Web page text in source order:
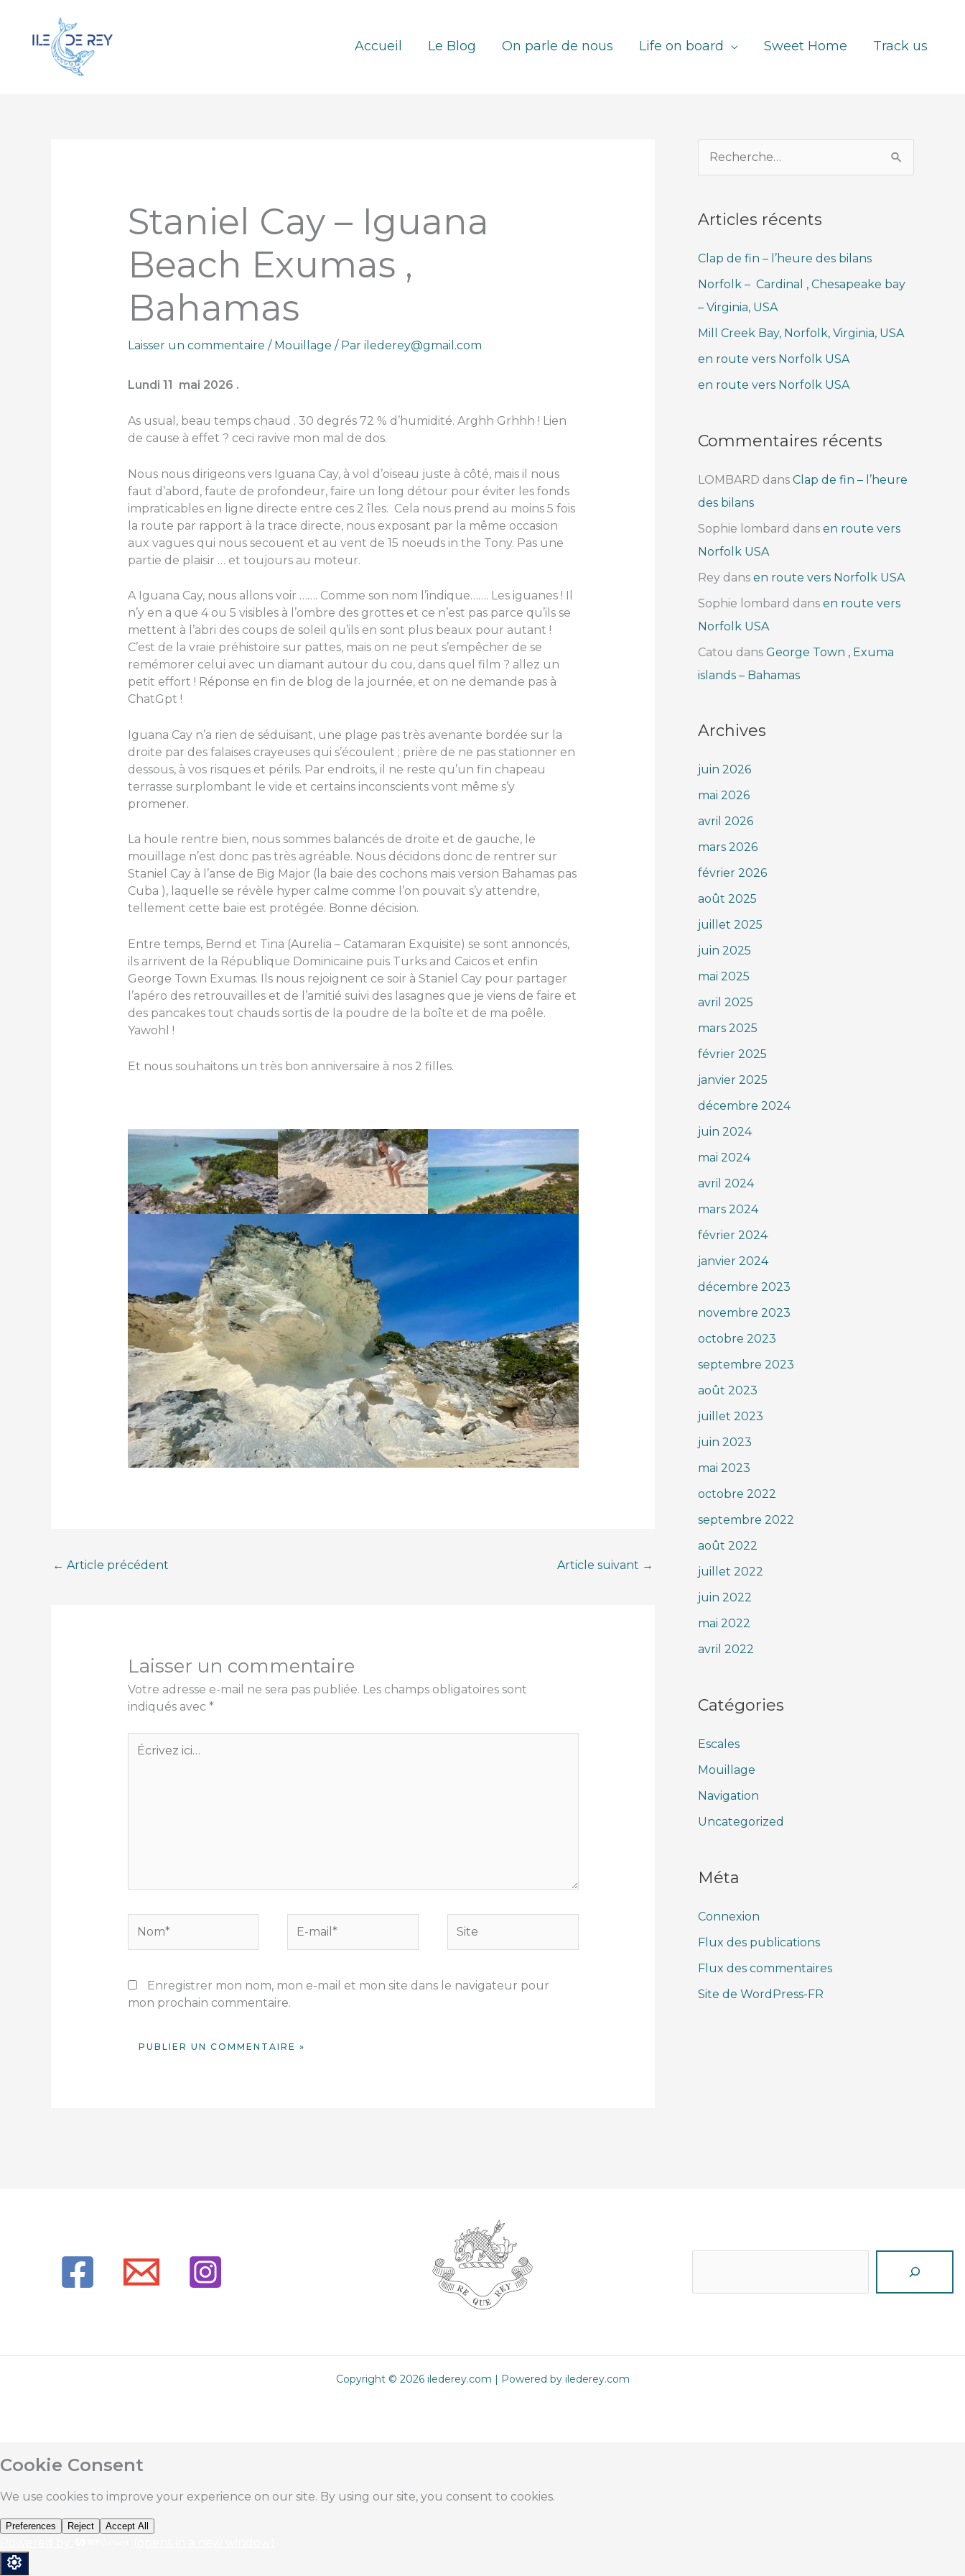
contenu
Accueil Le Blog On parle de nous Life on board Sweet Home Track us
Staniel Cay – Iguana
Beach Exumas ,
Bahamas
Laisser un commentaire / Mouillage / Par ilederey@gmail.com
Lundi 11 mai 2026 .
As usual, beau temps chaud . 30 degrés 72 % d’humidité. Arghh Grhhh ! Lien
de cause à effet ? ceci ravive mon mal de dos.
Nous nous dirigeons vers Iguana Cay, à vol d’oiseau juste à côté, mais il nous
faut d’abord, faute de profondeur, faire un long détour pour éviter les fonds
impraticables en ligne directe entre ces 2 îles. Cela nous prend au moins 5 fois
la route par rapport à la trace directe, nous exposant par la même occasion
aux vagues qui nous secouent et au vent de 15 noeuds in the Tony. Pas une
partie de plaisir … et toujours au moteur.
A Iguana Cay, nous allons voir ……. Comme son nom l’indique……. Les iguanes ! Il
n’y en a que 4 ou 5 visibles à l’ombre des grottes et ce n’est pas parce qu’ils se
mettent à l’abri des coups de soleil qu’ils en sont plus beaux pour autant !
C’est de la vraie préhistoire sur pattes, mais on ne peut s’empêcher de se
remémorer celui avec un diamant autour du cou, dans quel film ? allez un
petit effort ! Réponse en fin de blog de la journée, et on ne demande pas à
ChatGpt !
Iguana Cay n’a rien de séduisant, une plage pas très avenante bordée sur la
droite par des falaises crayeuses qui s’écoulent ; prière de ne pas stationner en
dessous, à vos risques et périls. Par endroits, il ne reste qu’un fin chapeau
terrasse surplombant le vide et certains inconscients vont même s’y
promener.
La houle rentre bien, nous sommes balancés de droite et de gauche, le
mouillage n’est donc pas très agréable. Nous décidons donc de rentrer sur
Staniel Cay à l’anse de Big Major (la baie des cochons mais version Bahamas pas
Cuba ), laquelle se révèle hyper calme comme l’on pouvait s’y attendre,
tellement cette baie est protégée. Bonne décision.
Entre temps, Bernd et Tina (Aurelia – Catamaran Exquisite) se sont annoncés,
ils arrivent de la République Dominicaine puis Turks and Caicos et enfin
George Town Exumas. Ils nous rejoignent ce soir à Staniel Cay pour partager
l’apéro des retrouvailles et de l’amitié suivi des lasagnes que je viens de faire et
des pancakes tout chauds sortis de la poudre de la boîte et de ma poêle.
Yawohl !
Et nous souhaitons un très bon anniversaire à nos 2 filles.
← Article précédent Article suivant →
Laisser un commentaire
Votre adresse e-mail ne sera pas publiée. Les champs obligatoires sont
indiqués avec *
ici…
mail*
Enregistrer mon nom, mon e-mail et mon site dans le navigateur pour
mon prochain commentaire.
e
h
r
c
h
e
r
Articles récents
Clap de fin – l’heure des bilans
Norfolk – Cardinal , Chesapeake bay
– Virginia, USA
Mill Creek Bay, Norfolk, Virginia, USA
en route vers Norfolk USA
en route vers Norfolk USA
Commentaires récents
LOMBARD dansClap de fin – l’heure
des bilans
Sophie lombard dansen route vers
Norfolk USA
Rey dansen route vers Norfolk USA
Sophie lombard dansen route vers
Norfolk USA
Catou dansGeorge Town , Exuma
islands – Bahamas
Archives
juin 2026
mai 2026
avril 2026
mars 2026
février 2026
août 2025
juillet 2025
juin 2025
mai 2025
avril 2025
mars 2025
février 2025
janvier 2025
décembre 2024
juin 2024
mai 2024
avril 2024
mars 2024
février 2024
janvier 2024
décembre 2023
novembre 2023
octobre 2023
septembre 2023
août 2023
juillet 2023
juin 2023
mai 2023
octobre 2022
septembre 2022
août 2022
juillet 2022
juin 2022
mai 2022
avril 2022
Catégories
Escales
Mouillage
Navigation
Uncategorized
Méta
Connexion
Flux des publications
Flux des commentaires
Site de WordPress-FR
Copyright © 2026 ilederey.com | Powered by ilederey.com